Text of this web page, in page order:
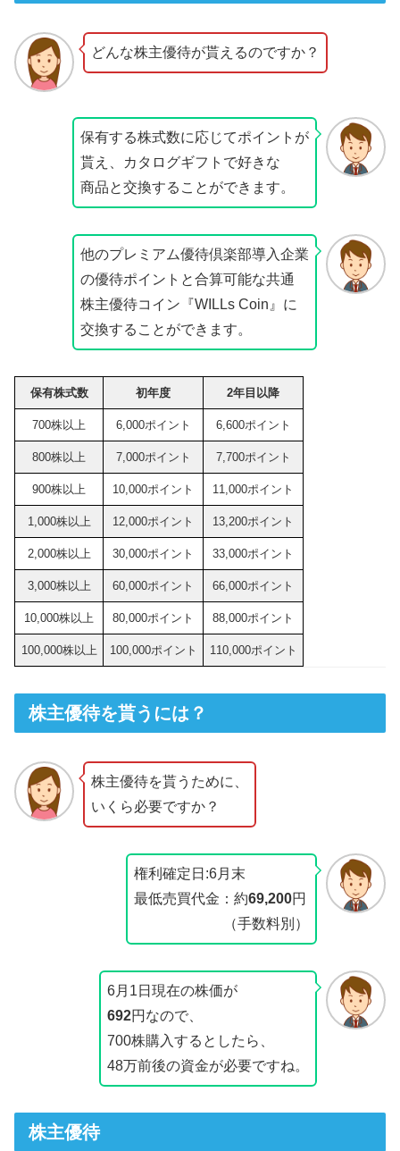
どんな株主優待が貰えるのですか？
保有する株式数に応じてポイントが
貰え、カタログギフトで好きな
商品と交換することができます。
他のプレミアム優待倶楽部導入企業
の優待ポイントと合算可能な共通
株主優待コイン『WILLs Coin』に
交換することができます。
保有株式数 初年度 2年目以降
700株以上 6,000ポイント 6,600ポイント
800株以上 7,000ポイント 7,700ポイント
900株以上 10,000ポイント 11,000ポイント
1,000株以上 12,000ポイント 13,200ポイント
2,000株以上 30,000ポイント 33,000ポイント
3,000株以上 60,000ポイント 66,000ポイント
10,000株以上 80,000ポイント 88,000ポイント
100,000株以上 100,000ポイント 110,000ポイント
株主優待を貰うには？
株主優待を貰うために、
いくら必要ですか？
権利確定日:6月末
最低売買代金：約69,200円
（手数料別）
6月1日現在の株価が
692円なので、
700株購入するとしたら、
48万前後の資金が必要ですね。
株主優待